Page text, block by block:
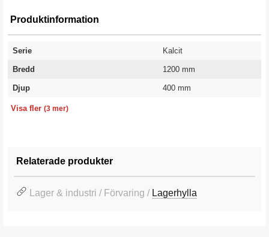
Produktinformation
Serie Kalcit
Bredd 1200 mm
Djup
400 mm
Visa fler (3 mer)
Relaterade produkter
Lager & industri / Förvaring / Lagerhylla